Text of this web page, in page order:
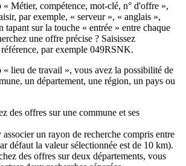
« Métier, compétence, mot-clé, n° d'offre »,
par exemple, « serveur », « anglais »,
tapant sur la touche « entrée » entre chaque
une offre précise ? Saisissez
par exemple 049RSNK.
« lieu de travail », vous avez la possibilité de
un département, une région, un pays ou
des offres sur une commune et ses
un rayon de recherche compris entre
défaut la valeur sélectionnée est de 10 km).
des offres sur deux départements, vous